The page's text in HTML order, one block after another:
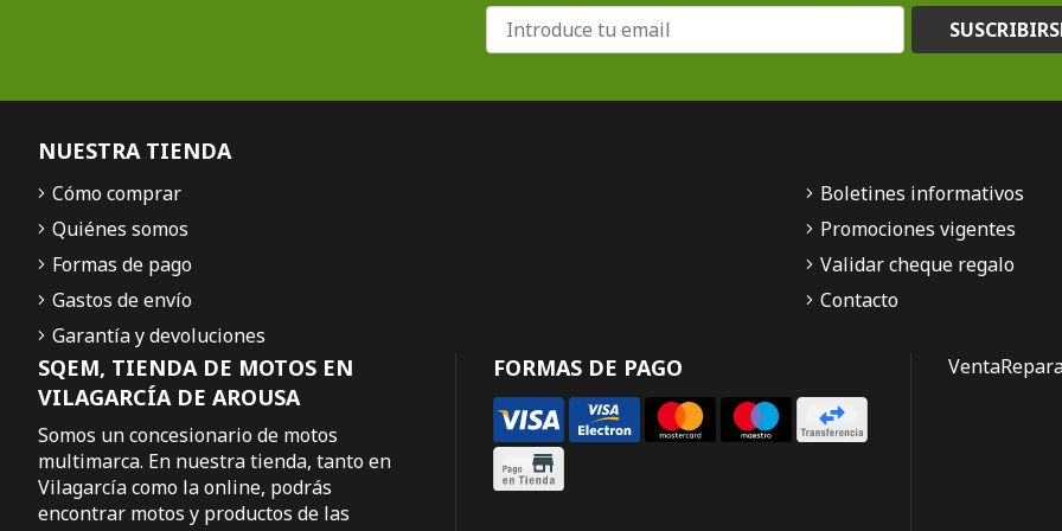
SQEM, TIENDA DE MOTOS EN
VILAGARCÍA DE AROUSA
Somos un concesionario de motos
multimarca. En nuestra tienda, tanto en
Vilagarcía como la online, podrás
encontrar motos y productos de las
FORMAS DE PAGO
NUESTRA TIENDA
Cómo comprar
Quiénes somos
Formas de pago
Gastos de envío
Garantía y devoluciones
Boletines informativos
Promociones vigentes
Validar cheque regalo
Contacto
Venta